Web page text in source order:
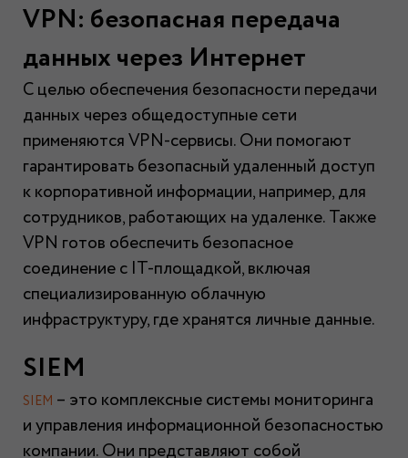
VPN: безопасная передача
данных через Интернет
С целью обеспечения безопасности передачи
данных через общедоступные сети
применяются VPN-сервисы. Они помогают
гарантировать безопасный удаленный доступ
к корпоративной информации, например, для
сотрудников, работающих на удаленке. Также
VPN готов обеспечить безопасное
соединение с IT-площадкой, включая
специализированную облачную
инфраструктуру, где хранятся личные данные.
SIEM
SIEM – это комплексные системы мониторинга
и управления информационной безопасностью
компании. Они представляют собой